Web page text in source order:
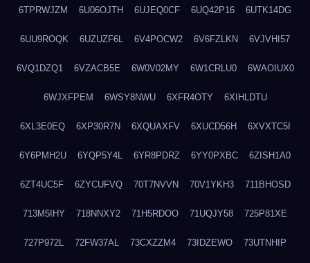
6TPRWJZM 6U06OJTH 6UJEQ0CF 6UQ42P16 6UTK14DG
6UU9ROQK 6UZUZF6L 6V4POCW2 6V6FZLKN 6VJVHI57
6VQ1DZQ1 6VZACB5E 6W0V02MY 6W1CRLU0 6WAOIUX0
6WJXFPEM 6WSY8NWU 6XFR4OTY 6XIHLDTU
6XL3E0EQ 6XP30R7N 6XQUAXFV 6XUCD56H 6XVXTC5I
6Y6PMH2U 6YQP5Y4L 6YR8PDRZ 6YY0PXBC 6ZISH1A0
6ZT4UC5F 6ZYCUFVQ 70T7NVVN 70V1YKH3 711BHOSD
713M5IHY 718NNXY2 71H5RDOO 71UQJY58 725P81XE
727P972L 72FW37AL 73CXZZM4 73IDZEWO 73UTNHIP